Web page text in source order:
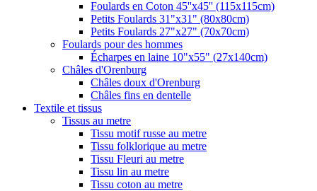
Foulards en Coton 45''x45'' (115x115cm)
Petits Foulards 31"x31" (80x80cm)
Petits Foulards 27"x27" (70x70cm)
Foulards pour des hommes
Écharpes en laine 10"x55" (27x140cm)
Châles d'Orenburg
Châles doux d'Orenburg
Châles fins en dentelle
Textile et tissus
Tissus au metre
Tissu motif russe au metre
Tissu folklorique au metre
Tissu Fleuri au metre
Tissu lin au metre
Tissu coton au metre